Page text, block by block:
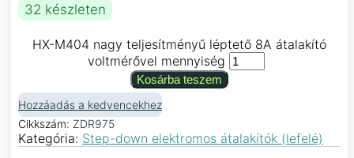
32 készleten
HX-M404 nagy teljesítményű léptető 8A átalakító
voltmérővel mennyiség
Kosárba teszem
Hozzáadás a kedvencekhez
Cikkszám: ZDR975
Kategória: Step-down elektromos átalakítók (lefelé)